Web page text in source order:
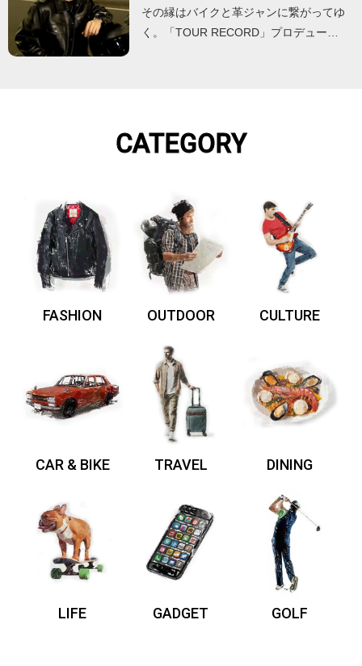
その縁はバイクと革ジャンに繋がってゆ
く。「TOUR RECORD」プロデュー…
CATEGORY
FASHION OUTDOOR CULTURE
CAR & BIKE TRAVEL DINING
LIFE GADGET GOLF